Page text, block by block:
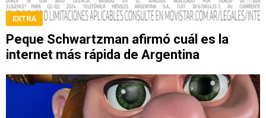
EXTRA
Peque Schwartzman afirmó cuál es la
internet más rápida de Argentina